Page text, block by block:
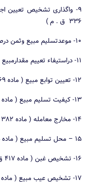
۹- واگذاری تشخیص تعیین
۳۳۶ ق . م )
۱۰- موعدتسلیم مبیع وثمن درصورت اجمال ( ماده ۳۴۴ ق . م )
۱۱- دراستیفاء تعییم مقدارمبیع ( ماده ۳۴۲ ق . م )
۱۲- تعیین توابع مبیع ( ماده ۳۶۹ ق . م )
۱۳- کیفیت تسلیم مبیع ( ماده ۳۶۹ ق . م )
۱۴- مخارج معامله ( ماده ۳۸۲ و ۳۸۶ ق . م )
۱۵ – محل تسلیم مبیع ( ماده ۳۷۵ ق . م )
۱۶- تشخیص غبن ( ماده ۴۱۷ ق. م )
۱۷- تشخیص عیب مبیع ( ماده ۴۲۶ ق . م )